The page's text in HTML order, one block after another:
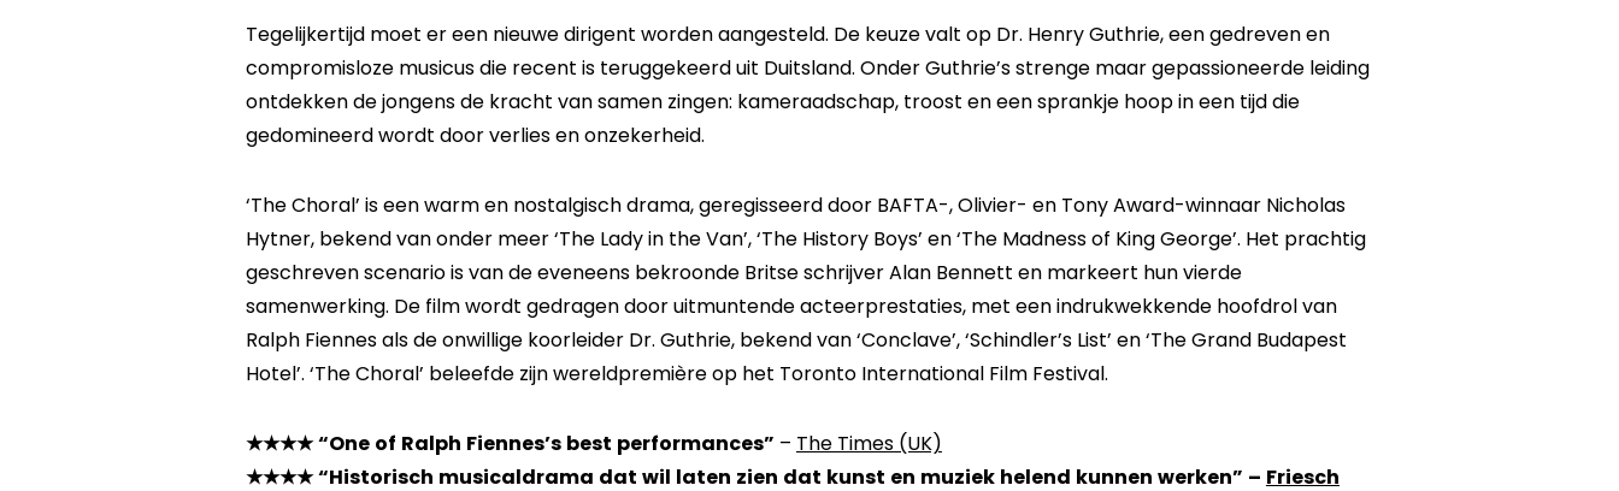
Tegelijkertijd moet er een nieuwe dirigent worden aangesteld. De keuze valt op Dr. Henry Guthrie, een gedreven en
compromisloze musicus die recent is teruggekeerd uit Duitsland. Onder Guthrie’s strenge maar gepassioneerde leiding
ontdekken de jongens de kracht van samen zingen: kameraadschap, troost en een sprankje hoop in een tijd die
gedomineerd wordt door verlies en onzekerheid.
‘The Choral’ is een warm en nostalgisch drama, geregisseerd door BAFTA-, Olivier- en Tony Award-winnaar Nicholas
Hytner, bekend van onder meer ‘The Lady in the Van’, ‘The History Boys’ en ‘The Madness of King George’. Het prachtig
geschreven scenario is van de eveneens bekroonde Britse schrijver Alan Bennett en markeert hun vierde
samenwerking. De film wordt gedragen door uitmuntende acteerprestaties, met een indrukwekkende hoofdrol van
Ralph Fiennes als de onwillige koorleider Dr. Guthrie, bekend van ‘Conclave’, ‘Schindler’s List’ en ‘The Grand Budapest
Hotel’. ‘The Choral’ beleefde zijn wereldpremière op het Toronto International Film Festival.
★★★★ “One of Ralph Fiennes’s best performances” – The Times (UK)
★★★★ “Historisch musicaldrama dat wil laten zien dat kunst en muziek helend kunnen werken” – Friesch